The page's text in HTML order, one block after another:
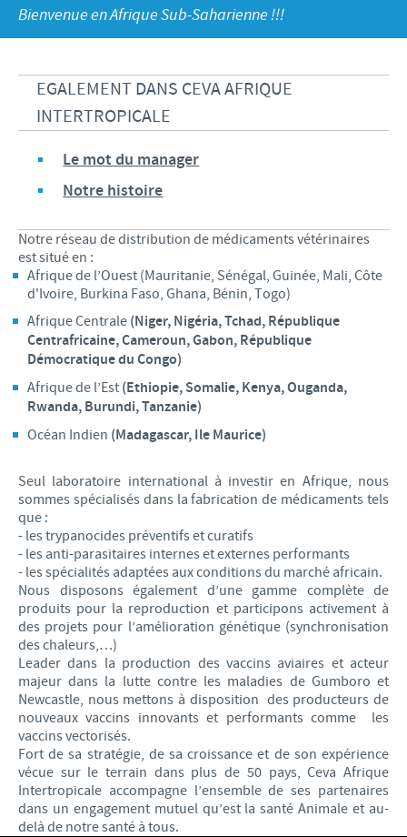
Avantages du poussin Ceva Inside
Vaccins couvoirs
Equipements de vaccination
Communiqué de presse
Importance de la responsabilité
Business et partenariat scientifique
CARRIERE
Offres d'emploi
CONTACTEZ-NOUS
Bienvenue en Afrique Sub-Saharienne !!!
EGALEMENT DANS CEVA AFRIQUE
INTERTROPICALE
Le mot du manager
Notre histoire
Notre réseau de distribution de médicaments vétérinaires
est situé en :
Afrique de l’Ouest (Mauritanie, Sénégal, Guinée, Mali, Côte
d'Ivoire, Burkina Faso, Ghana, Bénin, Togo)
Afrique Centrale (Niger, Nigéria, Tchad, République
Centrafricaine, Cameroun, Gabon, République
Démocratique du Congo)
Afrique de l’Est (Ethiopie, Somalie, Kenya, Ouganda,
Rwanda, Burundi, Tanzanie)
Océan Indien (Madagascar, Ile Maurice)
Seul laboratoire international à investir en Afrique, nous
sommes spécialisés dans la fabrication de médicaments tels
que :
- les trypanocides préventifs et curatifs
- les anti-parasitaires internes et externes performants
- les spécialités adaptées aux conditions du marché africain.
Nous disposons également d’une gamme complète de
produits pour la reproduction et participons activement à
des projets pour l’amélioration génétique (synchronisation
des chaleurs,…)
Leader dans la production des vaccins aviaires et acteur
majeur dans la lutte contre les maladies de Gumboro et
Newcastle, nous mettons à disposition des producteurs de
nouveaux vaccins innovants et performants comme les
vaccins vectorisés.
Fort de sa stratégie, de sa croissance et de son expérience
vécue sur le terrain dans plus de 50 pays, Ceva Afrique
Intertropicale accompagne l’ensemble de ses partenaires
dans un engagement mutuel qu’est la santé Animale et au-
delà de notre santé à tous.